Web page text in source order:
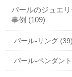
パールのジュエ
事例 (109)
パール-リング (39)
パール-ペンダン